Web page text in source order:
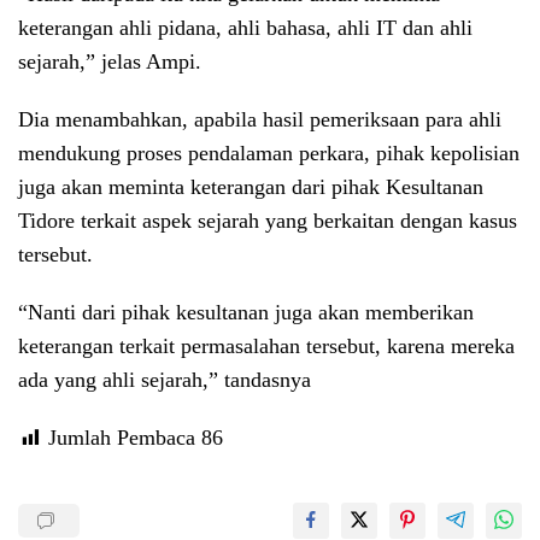
keterangan ahli pidana, ahli bahasa, ahli IT dan ahli
sejarah,” jelas Ampi.
Dia menambahkan, apabila hasil pemeriksaan para ahli
mendukung proses pendalaman perkara, pihak kepolisian
juga akan meminta keterangan dari pihak Kesultanan
Tidore terkait aspek sejarah yang berkaitan dengan kasus
tersebut.
“Nanti dari pihak kesultanan juga akan memberikan
keterangan terkait permasalahan tersebut, karena mereka
ada yang ahli sejarah,” tandasnya
Jumlah Pembaca 86